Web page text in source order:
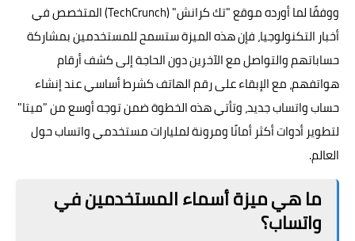
ووفقًا لما أورده موقع "تك كرانش" (TechCrunch) المتخصص في
أخبار التكنولوجيا، فإن هذه الميزة ستسمح للمستخدمين بمشاركة
حساباتهم والتواصل مع الآخرين دون الحاجة إلى كشف أرقام
هواتفهم، مع الإبقاء على رقم الهاتف كشرط أساسي عند إنشاء
حساب واتساب جديد، وتأتي هذه الخطوة ضمن توجه أوسع من "ميتا"
لتطوير أدوات أكثر أمانًا ومرونة لمليارات مستخدمي واتساب حول
العالم.
ما هي ميزة أسماء المستخدمين في
واتساب؟